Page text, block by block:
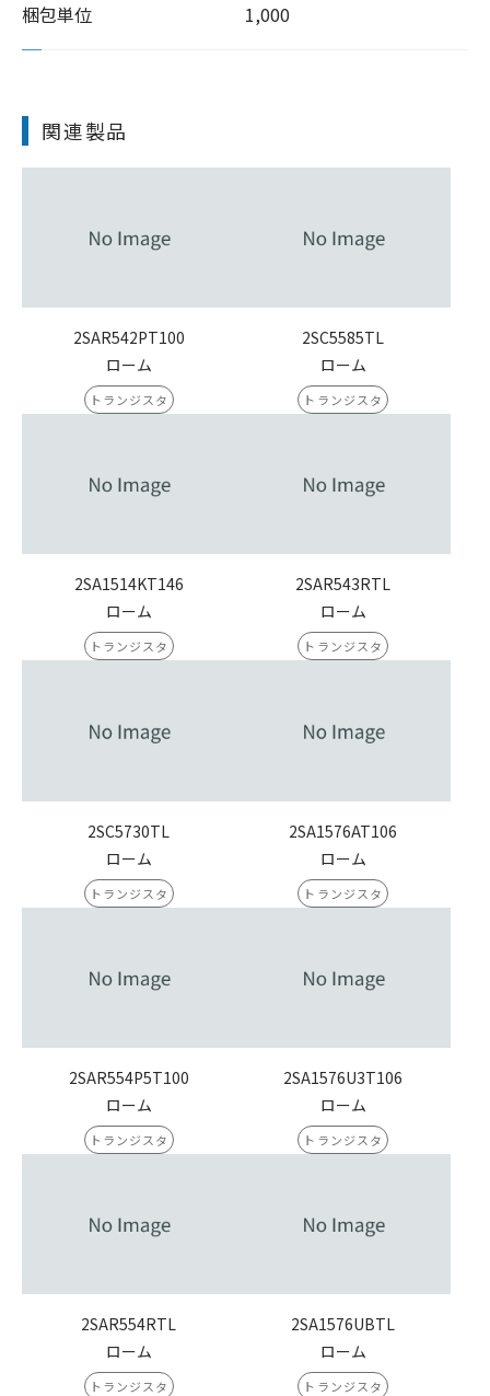
梱包単位 1,000
関連製品
2SAR542PT100
ローム
トランジスタ
2SC5585TL
ローム
トランジスタ
2SA1514KT146
ローム
トランジスタ
2SAR543RTL
ローム
トランジスタ
2SC5730TL
ローム
トランジスタ
2SA1576AT106
ローム
トランジスタ
2SAR554P5T100
ローム
トランジスタ
2SA1576U3T106
ローム
トランジスタ
2SAR554RTL
ローム
トランジスタ
2SA1576UBTL
ローム
トランジスタ